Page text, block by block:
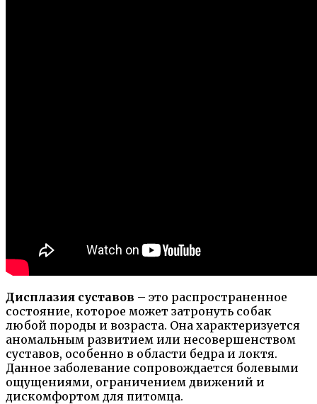
Дисплазия суставов – это распространенное
состояние, которое может затронуть собак
любой породы и возраста. Она характеризуется
аномальным развитием или несовершенством
суставов, особенно в области бедра и локтя.
Данное заболевание сопровождается болевыми
ощущениями, ограничением движений и
дискомфортом для питомца.